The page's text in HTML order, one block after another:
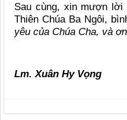
Sau cùng, xin mượn lời
Thiên Chúa Ba Ngôi,
yêu của Chúa Cha, và
Lm. Xuân Hy Vọng